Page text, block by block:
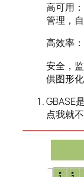
高可用
管理，
高效率
安全，
供图形
GBASE
点我就